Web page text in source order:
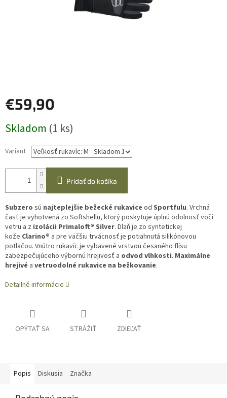
€59,90
cena:
Skladom (1 ks)
Variant
Pridať do košíka
Subzero sú najteplejšie bežecké rukavice od Sportfulu. Vrchná
časť je vyhotvená zo Softshellu, ktorý poskytuje úplnú odolnosť voči
vetru a z izolácii Primaloft® Silver. Dlaň je zo syntetickej
kože Clarino® a pre väčšiu trvácnosť je potiahnutá silikónovou
potlačou. Vnútro rukavíc je vybavené vrstvou česaného flísu
zabezpečujúceho výbornú hrejivosť a odvod vlhkosti. Maximálne
hrejivé a vetruodolné rukavice na bežkovanie.
Detailné informácie
OPÝTAŤ SA STRÁŽIŤ ZDIEĽAŤ
Popis Diskusia Značka